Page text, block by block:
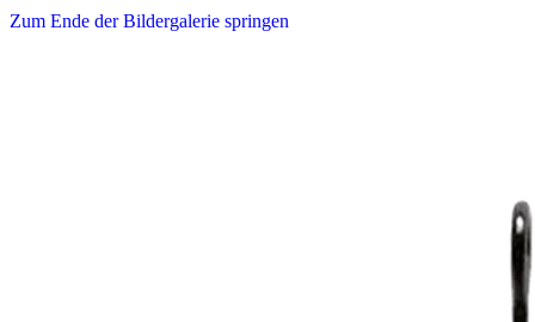
Zum Ende der Bildergalerie springen